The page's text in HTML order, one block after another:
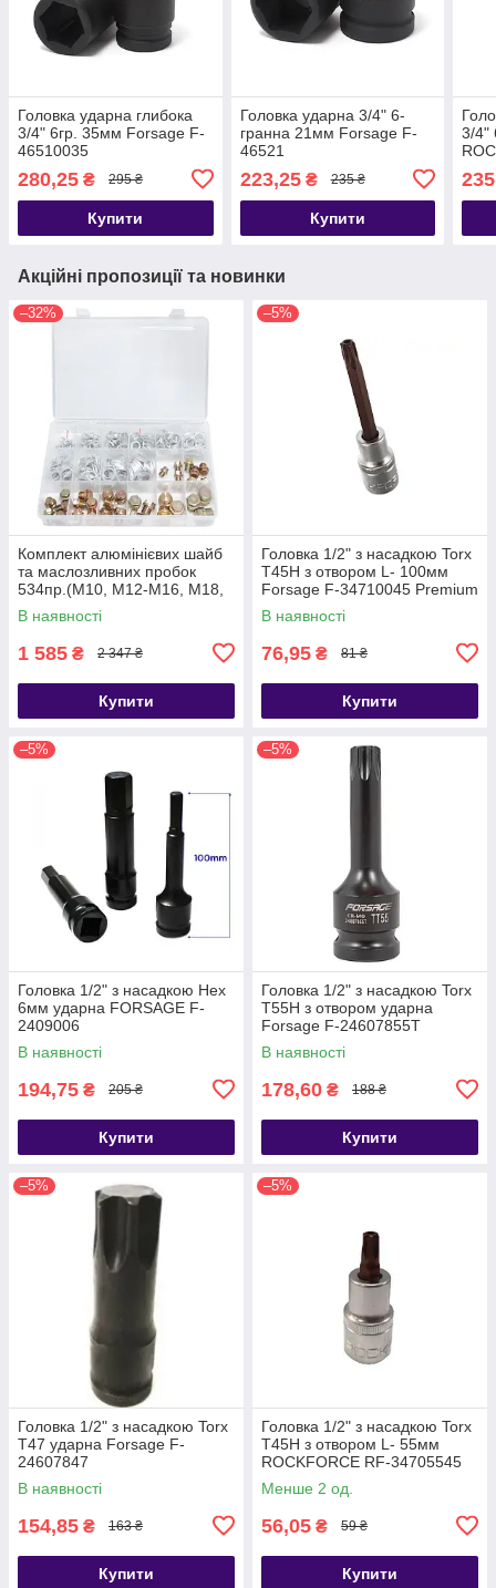
Головка ударна глибока
3/4" 6гр. 35мм Forsage F-
46510035
280,25 ₴ 295 ₴
Купити
Головка ударна 3/4" 6-
гранна 21мм Forsage F-
46521
223,25₴ 235 ₴
Купити
3/4"
Акційні пропозиції та новинки
–32%
Комплект алюмінієвих шайб
та маслозливних пробок
534пр.(М10, М12-М16, М18,
М20) Forsage F-04J1063
В наявності
1 585 ₴ 2 347 ₴
Купити
–5%
Головка 1/2" з насадкою Torx
T45H з отвором L- 100мм
Forsage F-34710045 Premium
В наявності
76,95 ₴ 81 ₴
Купити
–5%
Головка 1/2" з насадкою Hex
6мм ударна FORSAGE F-
2409006
В наявності
194,75 ₴ 205 ₴
Купити
–5%
Головка 1/2" з насадкою Torx
T55H з отвором ударна
Forsage F-24607855T
В наявності
178,60 ₴ 188 ₴
Купити
–5%
Головка 1/2" з насадкою Torx
T47 ударна Forsage F-
24607847
В наявності
154,85 ₴ 163 ₴
Купити
–5%
Головка 1/2" з насадкою Torx
T45H з отвором L- 55мм
ROCKFORCE RF-34705545
Premium
Менше 2 од.
56,05 ₴ 59 ₴
Купити